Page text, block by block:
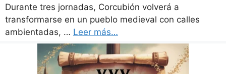
Durante tres jornadas, Corcubión volverá a
transformarse en un pueblo medieval con calles
ambientadas, … Leer más…